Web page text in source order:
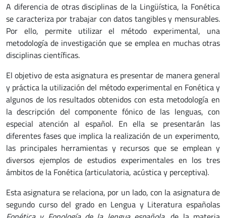
A diferencia de otras disciplinas de la Lingüística, la Fonética
se caracteriza por trabajar con datos tangibles y mensurables.
Por ello, permite utilizar el método experimental, una
metodología de investigación que se emplea en muchas otras
disciplinas científicas.
El objetivo de esta asignatura es presentar de manera general
y práctica la utilización del método experimental en Fonética y
algunos de los resultados obtenidos con esta metodología en
la descripción del componente fónico de las lenguas, con
especial atención al español. En ella se presentarán las
diferentes fases que implica la realización de un experimento,
las principales herramientas y recursos que se emplean y
diversos ejemplos de estudios experimentales en los tres
ámbitos de la Fonética (articulatoria, acústica y perceptiva).
Esta asignatura se relaciona, por un lado, con la asignatura de
segundo curso del grado en Lengua y Literatura españolas